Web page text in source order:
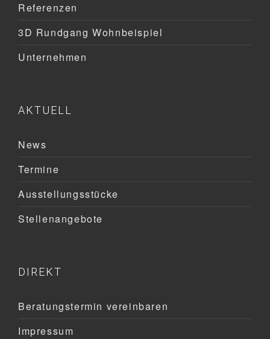
Referenzen
3D Rundgang Wohnbeispiel
Unternehmen
AKTUELL
News
Termine
Ausstellungsstücke
Stellenangebote
DIREKT
Beratungstermin vereinbaren
Impressum